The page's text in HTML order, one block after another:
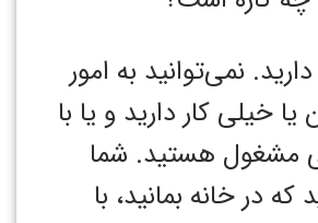
نمی‌توانید به امور
خیلی کار دارید و یا با
مشغول هستید. شما
در خانه بمانید، با